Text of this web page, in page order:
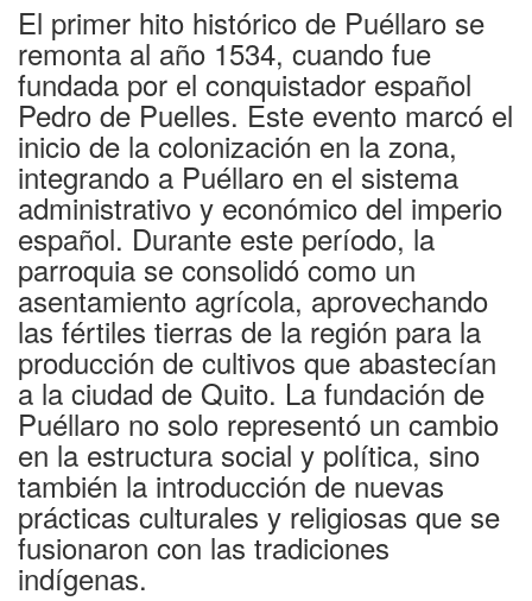
El primer hito histórico de Puéllaro se
remonta al año 1534, cuando fue
fundada por el conquistador español
Pedro de Puelles. Este evento marcó el
inicio de la colonización en la zona,
integrando a Puéllaro en el sistema
administrativo y económico del imperio
español. Durante este período, la
parroquia se consolidó como un
asentamiento agrícola, aprovechando
las fértiles tierras de la región para la
producción de cultivos que abastecían
a la ciudad de Quito. La fundación de
Puéllaro no solo representó un cambio
en la estructura social y política, sino
también la introducción de nuevas
prácticas culturales y religiosas que se
fusionaron con las tradiciones
indígenas.